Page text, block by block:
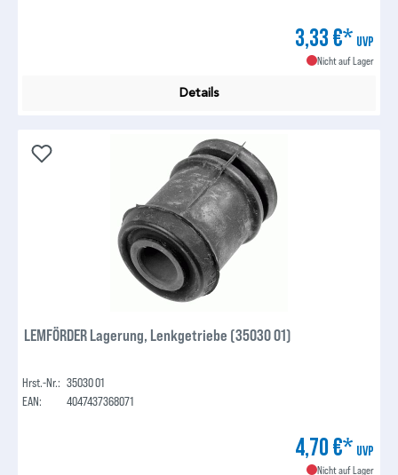
3,33 €* UVP
Nicht auf Lager
Details
LEMFÖRDER Lagerung, Lenkgetriebe (35030 01)
Hrst.-Nr.: 35030 01
EAN:
4047437368071
4,70 €* UVP
Nicht auf Lager